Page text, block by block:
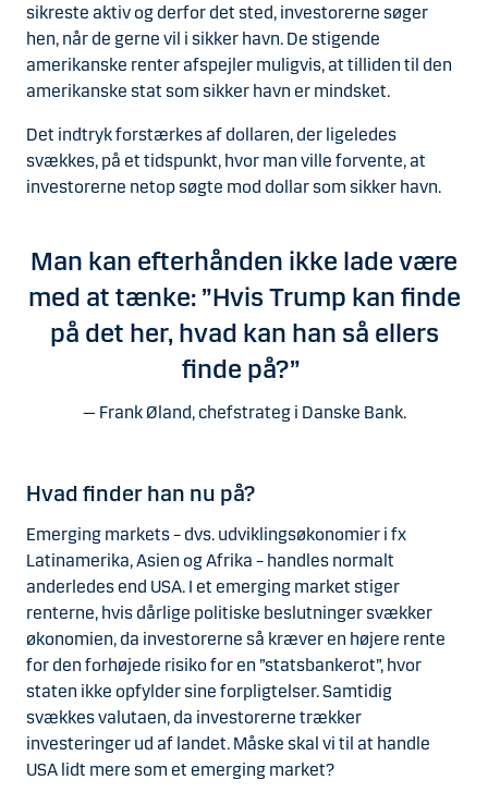
sikreste aktiv og derfor det sted, investorerne søger
hen, når de gerne vil i sikker havn. De stigende
amerikanske renter afspejler muligvis, at tilliden til den
amerikanske stat som sikker havn er mindsket.
Det indtryk forstærkes af dollaren, der ligeledes
svækkes, på et tidspunkt, hvor man ville forvente, at
investorerne netop søgte mod dollar som sikker havn.
Man kan efterhånden ikke lade være
med at tænke: ”Hvis Trump kan finde
på det her, hvad kan han så ellers
finde på?”
Frank Øland, chefstrateg i Danske Bank.
Hvad finder han nu på?
Emerging markets – dvs. udviklingsøkonomier i fx
Latinamerika, Asien og Afrika – handles normalt
anderledes end USA. I et emerging market stiger
renterne, hvis dårlige politiske beslutninger svækker
økonomien, da investorerne så kræver en højere rente
for den forhøjede risiko for en ”statsbankerot”, hvor
staten ikke opfylder sine forpligtelser. Samtidig
svækkes valutaen, da investorerne trækker
investeringer ud af landet. Måske skal vi til at handle
USA lidt mere som et emerging market?